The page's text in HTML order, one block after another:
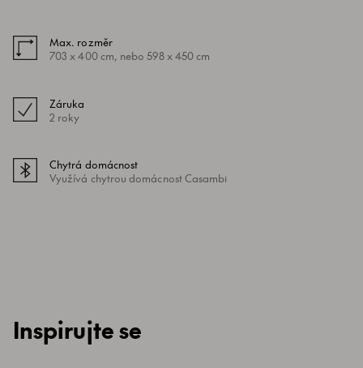
Max. rozměr
703 x 400 cm, nebo 598 x 450 cm
Záruka
2 roky
Chytrá domácnost
Využívá chytrou domácnost Casambi
Inspirujte se